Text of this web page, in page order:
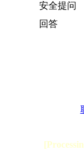
安全提问
回答